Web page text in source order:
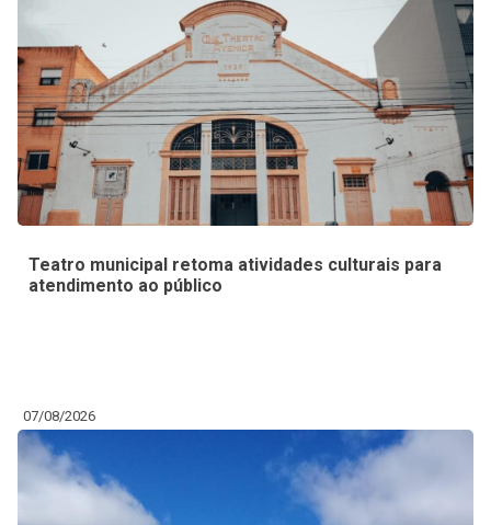
Teatro municipal retoma atividades culturais para
atendimento ao público
07/08/2026